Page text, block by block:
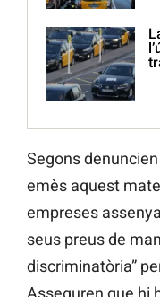
Segons
emès aquest
empreses
seus preus de
discriminatòria”
Asseguren que hi